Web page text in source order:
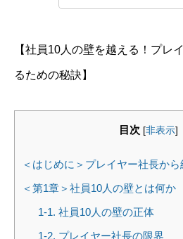
【社員10人の壁を越える！プレ
るための秘訣】
目次 [非表示]
＜はじめに＞プレイヤー社長か
＜第1章＞社員10人の壁とは何か
1-1. 社員10人の壁の正体
1-2. プレイヤー社長の限界